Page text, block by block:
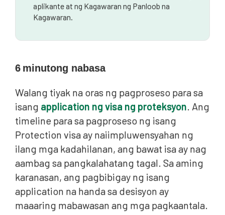
aplikante at ng Kagawaran ng Panloob na
Kagawaran.
6 minutong nabasa
Walang tiyak na oras ng pagproseso para sa
isang application ng visa ng proteksyon. Ang
timeline para sa pagproseso ng isang
Protection visa ay naiimpluwensyahan ng
ilang mga kadahilanan, ang bawat isa ay nag
aambag sa pangkalahatang tagal. Sa aming
karanasan, ang pagbibigay ng isang
application na handa sa desisyon ay
maaaring mabawasan ang mga pagkaantala.